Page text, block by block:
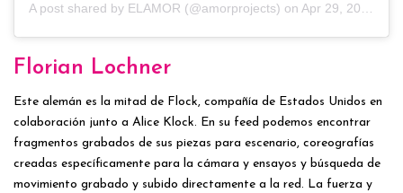
A post shared by ELAMOR (@amorprojects) on Apr 29, 2020 at 12:58am PDT
Florian Lochner
Este alemán es la mitad de Flock, compañía de Estados Unidos en
colaboración junto a Alice Klock. En su feed podemos encontrar
fragmentos grabados de sus piezas para escenario, coreografías
creadas específicamente para la cámara y ensayos y búsqueda de
movimiento grabado y subido directamente a la red. La fuerza y